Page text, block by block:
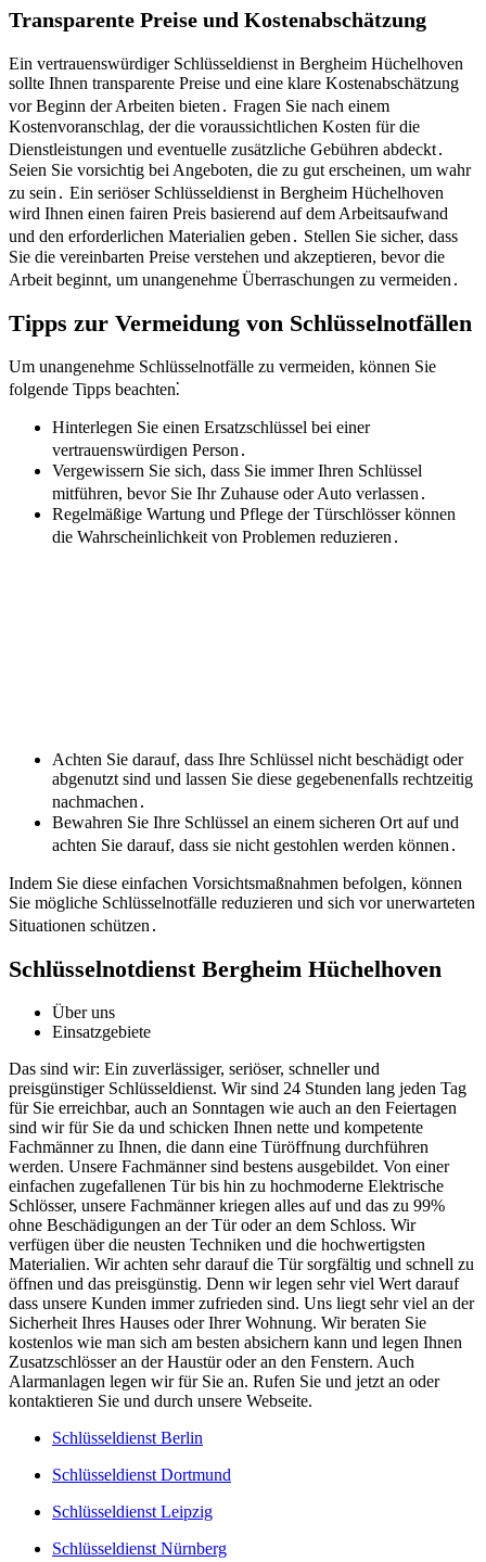
Transparente Preise und Kostenabschätzung
Ein vertrauenswürdiger Schlüsseldienst in Bergheim Hüchelhoven
sollte Ihnen transparente Preise und eine klare Kostenabschätzung
vor Beginn der Arbeiten bieten․ Fragen Sie nach einem
Kostenvoranschlag, der die voraussichtlichen Kosten für die
Dienstleistungen und eventuelle zusätzliche Gebühren abdeckt․
Seien Sie vorsichtig bei Angeboten, die zu gut erscheinen, um wahr
zu sein․ Ein seriöser Schlüsseldienst in Bergheim Hüchelhoven
wird Ihnen einen fairen Preis basierend auf dem Arbeitsaufwand
und den erforderlichen Materialien geben․ Stellen Sie sicher, dass
Sie die vereinbarten Preise verstehen und akzeptieren, bevor die
Arbeit beginnt, um unangenehme Überraschungen zu vermeiden․
Tipps zur Vermeidung von Schlüsselnotfällen
Um unangenehme Schlüsselnotfälle zu vermeiden, können Sie
folgende Tipps beachten⁚
Hinterlegen Sie einen Ersatzschlüssel bei einer
vertrauenswürdigen Person․
Vergewissern Sie sich, dass Sie immer Ihren Schlüssel
mitführen, bevor Sie Ihr Zuhause oder Auto verlassen․
Regelmäßige Wartung und Pflege der Türschlösser können
die Wahrscheinlichkeit von Problemen reduzieren․
Achten Sie darauf, dass Ihre Schlüssel nicht beschädigt oder
abgenutzt sind und lassen Sie diese gegebenenfalls rechtzeitig
nachmachen․
Bewahren Sie Ihre Schlüssel an einem sicheren Ort auf und
achten Sie darauf, dass sie nicht gestohlen werden können․
Indem Sie diese einfachen Vorsichtsmaßnahmen befolgen, können
Sie mögliche Schlüsselnotfälle reduzieren und sich vor unerwarteten
Situationen schützen․
Schlüsselnotdienst Bergheim Hüchelhoven
Über uns
Einsatzgebiete
Das sind wir: Ein zuverlässiger, seriöser, schneller und
preisgünstiger Schlüsseldienst. Wir sind 24 Stunden lang jeden Tag
für Sie erreichbar, auch an Sonntagen wie auch an den Feiertagen
sind wir für Sie da und schicken Ihnen nette und kompetente
Fachmänner zu Ihnen, die dann eine Türöffnung durchführen
werden. Unsere Fachmänner sind bestens ausgebildet. Von einer
einfachen zugefallenen Tür bis hin zu hochmoderne Elektrische
Schlösser, unsere Fachmänner kriegen alles auf und das zu 99%
ohne Beschädigungen an der Tür oder an dem Schloss. Wir
verfügen über die neusten Techniken und die hochwertigsten
Materialien. Wir achten sehr darauf die Tür sorgfältig und schnell zu
öffnen und das preisgünstig. Denn wir legen sehr viel Wert darauf
dass unsere Kunden immer zufrieden sind. Uns liegt sehr viel an der
Sicherheit Ihres Hauses oder Ihrer Wohnung. Wir beraten Sie
kostenlos wie man sich am besten absichern kann und legen Ihnen
Zusatzschlösser an der Haustür oder an den Fenstern. Auch
Alarmanlagen legen wir für Sie an. Rufen Sie und jetzt an oder
kontaktieren Sie und durch unsere Webseite.
Schlüsseldienst Berlin
Schlüsseldienst Dortmund
Schlüsseldienst Leipzig
Schlüsseldienst Nürnberg